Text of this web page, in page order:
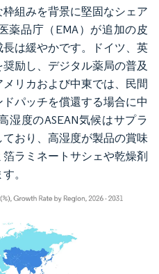
組みを背景に堅固なシェア
薬品庁（EMA）が追加の皮
は緩やかです。ドイツ、英
励し、デジタル薬局の普及
リカおよび中東では、民間
パッチを償還する場合に中
湿度のASEAN気候はサプラ
おり、高湿度が製品の賞味
ラミネートサシェや乾燥剤
。